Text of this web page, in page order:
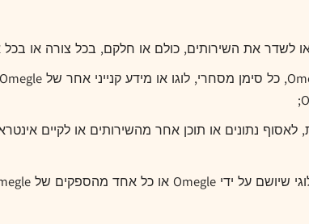
את השירותים, כולם או חלקם, בכל צורה או בכל
נתונים או תוכן אחר מהשירותים או לקיים